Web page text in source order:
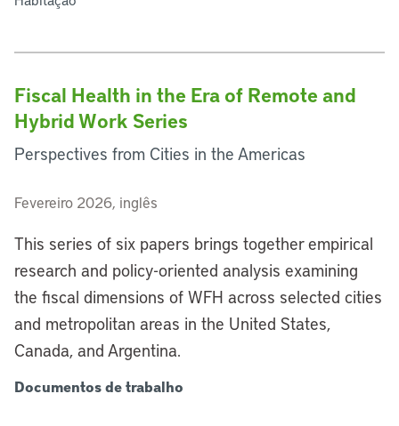
Fiscal Health in the Era of Remote and
Hybrid Work Series
Perspectives from Cities in the Americas
Fevereiro 2026, inglês
This series of six papers brings together empirical
research and policy-oriented analysis examining
the fiscal dimensions of WFH across selected cities
and metropolitan areas in the United States,
Canada, and Argentina.
Documentos de trabalho